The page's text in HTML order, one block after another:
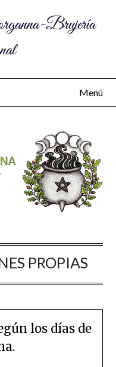
Brujería
Menú
PROPIAS
los días de